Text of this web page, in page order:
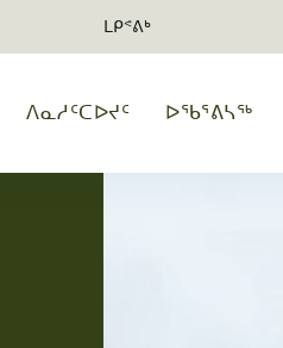
ᒪᑭᕝᕕᒃ
ᐱᓇᓱᑦᑕᐅᔪᑦ ᐅᖃᕐᕕᓴᖅ